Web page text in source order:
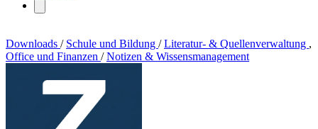
Downloads / Schule und Bildung / Literatur- & Quellenverwaltung ,
Office und Finanzen / Notizen & Wissensmanagement